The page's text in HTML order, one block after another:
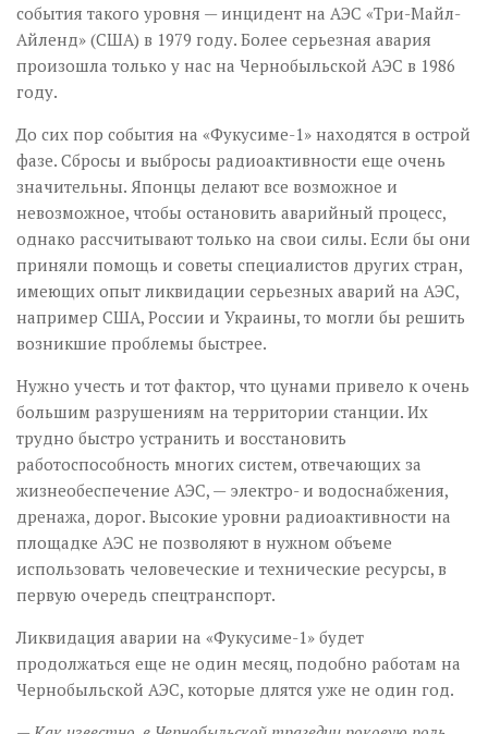
события такого уровня — инцидент на АЭС «Три-Майл-
Айленд» (США) в 1979 году. Более серьезная авария
произошла только у нас на Чернобыльской АЭС в 1986
году.
До сих пор события на «Фукусиме-1» находятся в острой
фазе. Сбросы и выбросы радиоактивности еще очень
значительны. Японцы делают все возможное и
невозможное, чтобы остановить аварийный процесс,
однако рассчитывают только на свои силы. Если бы они
приняли помощь и советы специалистов других стран,
имеющих опыт ликвидации серьезных аварий на АЭС,
например США, России и Украины, то могли бы решить
возникшие проблемы быстрее.
Нужно учесть и тот фактор, что цунами привело к очень
большим разрушениям на территории станции. Их
трудно быстро устранить и восстановить
работоспособность многих систем, отвечающих за
жизнеобеспечение АЭС, — электро- и водоснабжения,
дренажа, дорог. Высокие уровни радиоактивности на
площадке АЭС не позволяют в нужном объеме
использовать человеческие и технические ресурсы, в
первую очередь спецтранспорт.
Ликвидация аварии на «Фукусиме-1» будет
продолжаться еще не один месяц, подобно работам на
Чернобыльской АЭС, которые длятся уже не один год.